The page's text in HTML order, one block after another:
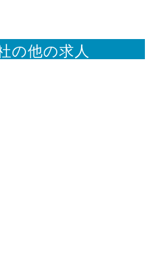
の他の求人